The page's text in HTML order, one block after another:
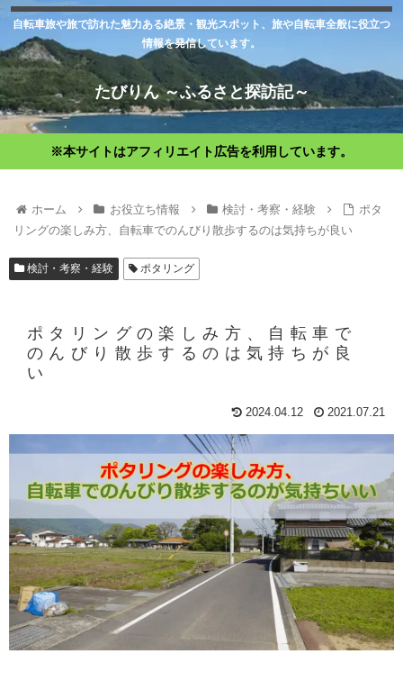
自転車旅や旅で訪れた魅力ある絶景・観光スポット、旅や自転車全般に役立つ
情報を発信しています。
たびりん ～ふるさと探訪記～
※本サイトはアフィリエイト広告を利用しています。
ホーム お役立ち情報 検討・考察・経験
ポタ
リングの楽しみ方、自転車でのんびり散歩するのは気持ちが良い
検討・考察・経験 ポタリング
ポタリングの楽しみ方、自転車で
のんびり散歩するのは気持ちが良
い
2024.04.12 2021.07.21